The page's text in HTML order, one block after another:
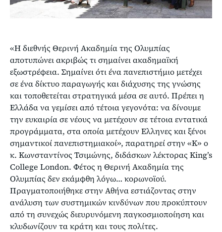
«Η διεθνής Θερινή Ακαδημία της Ολυμπίας
αποτυπώνει ακριβώς τι σημαίνει ακαδημαϊκή
εξωστρέφεια. Σημαίνει ότι ένα πανεπιστήμιο μετέχει
σε ένα δίκτυο παραγωγής και διάχυσης της γνώσης
και τοποθετείται στρατηγικά μέσα σε αυτό. Πρέπει η
Ελλάδα να γεμίσει από τέτοια γεγονότα: να δίνουμε
την ευκαιρία σε νέους να μετέχουν σε τέτοια εντατικά
προγράμματα, στα οποία μετέχουν Ελληνες και ξένοι
σημαντικοί πανεπιστημιακοί», παρατηρεί στην «Κ» ο
κ. Κωνσταντίνος Τσιμώνης, διδάσκων λέκτορας King’s
College London. Φέτος η Θερινή Ακαδημία της
Ολυμπίας δεν εκάμφθη λόγω… κορωνοϊού.
Πραγματοποιήθηκε στην Αθήνα εστιάζοντας στην
ανάλυση των συστημικών κινδύνων που προκύπτουν
από τη συνεχώς διευρυνόμενη παγκοσμιοποίηση και
κλυδωνίζουν τα κράτη και τους πολίτες.